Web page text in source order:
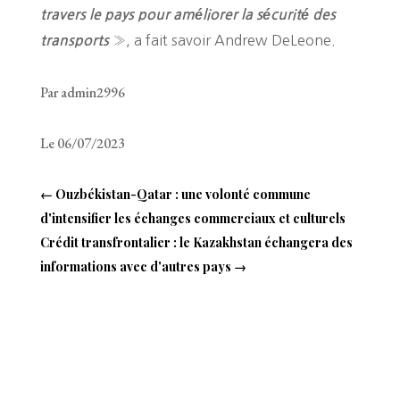
travers le pays pour améliorer la sécurité des
transports», a fait savoir Andrew DeLeone.
Par admin2996
Le 06/07/2023
← Ouzbékistan-Qatar : une volonté commune
d'intensifier les échanges commerciaux et culturels
Crédit transfrontalier : le Kazakhstan échangera des
informations avec d'autres pays →